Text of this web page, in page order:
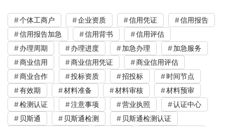
个体工商户 企业资质 信用凭证
信用报告
信用报告加急
信用背书
信用评估
办理周期
办理进度 加急办理
加急服务
商业信用
商业信用凭证
商业信用评估
商业合作
投标资质 招投标
时间节点
有效期
材料准备 材料审核
材料预审
检测认证
注意事项 营业执照
认证中心
贝斯通
贝斯通检测
贝斯通检测认证